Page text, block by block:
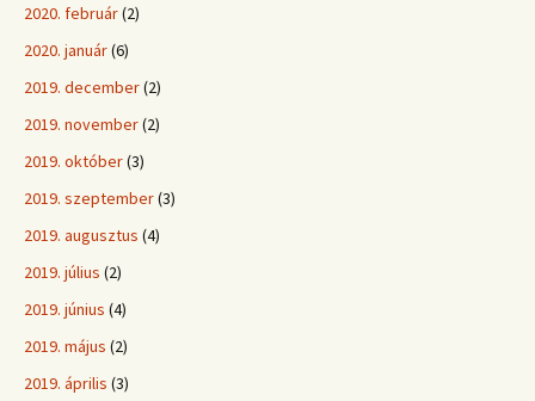
2020. február(2)
2020. január(6)
2019. december(2)
2019. november(2)
2019. október(3)
2019. szeptember(3)
2019. augusztus (4)
2019. július (2)
2019. június (4)
2019. május (2)
2019. április (3)